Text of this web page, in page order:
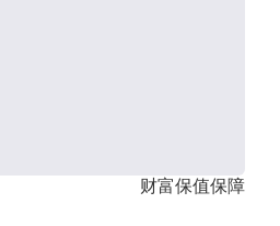
财富保值保障